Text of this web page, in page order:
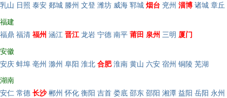
乳山 日照 泰安 郯城 滕州 文登 潍坊 威海 郓城 烟台 兖州 淄博 诸城 章丘
福建
福鼎 福清 福州 涵江 晋江 龙岩 宁德 南平 莆田 泉州 三明 厦门
安徽
安庆 蚌埠 亳州 滁州 阜阳 淮北 合肥 淮南 黄山 六安 宿州 铜陵 芜湖
湖南
安仁 常德 长沙 郴州 怀化 衡阳 吉首 娄底 邵东 邵阳 湘潭 益阳 岳阳 永州